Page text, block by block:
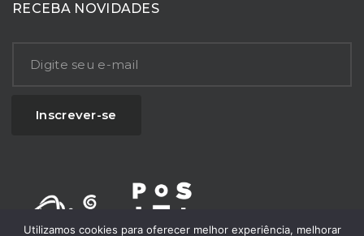
RECEBA NOVIDADES
Utilizamos cookies para oferecer melhor experiência, melhorar